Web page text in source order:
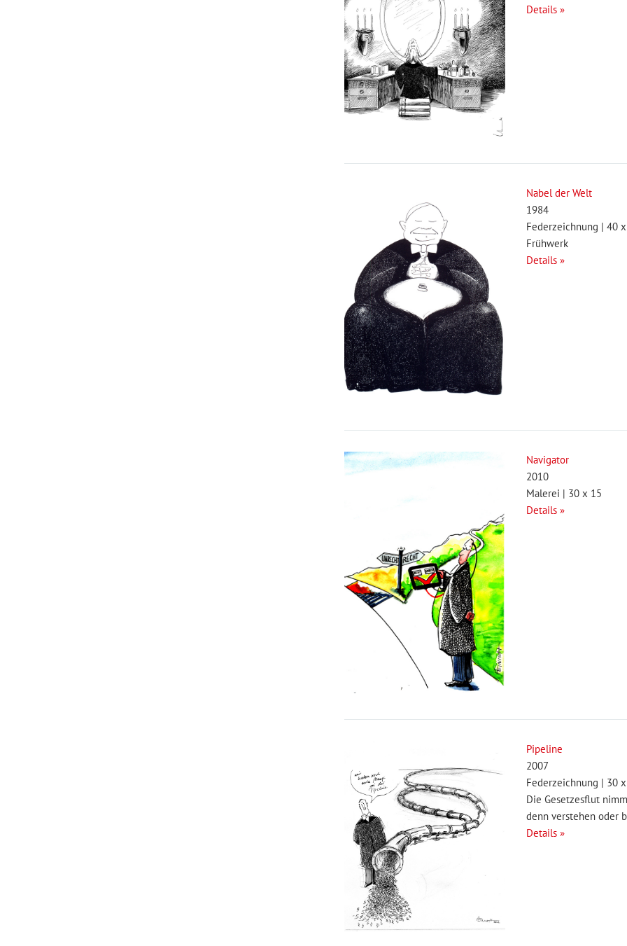
Details »
Nabel der Welt
1984
Federzeichnung | 40
Frühwerk
Details »
Navigator
2010
Malerei | 30 x 15
Details »
Pipeline
2007
Federzeichnung | 30
Die Gesetzesflut
denn verstehen oder
Details »